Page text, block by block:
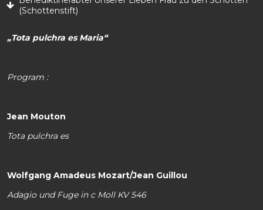
(Schottenstift)
„Tota pulchra es Maria“
Program :
Jean Mouton
Tota pulchra es
Wolfgang Amadeus Mozart/Jean Guillou
Adagio und Fuge in c Moll KV 546